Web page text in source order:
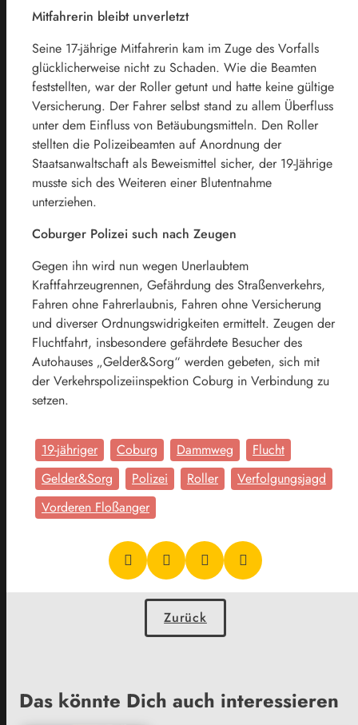
Mitfahrerin bleibt unverletzt
Seine 17-jährige Mitfahrerin kam im Zuge des Vorfalls
glücklicherweise nicht zu Schaden. Wie die Beamten
feststellten, war der Roller getunt und hatte keine gültige
Versicherung. Der Fahrer selbst stand zu allem Überfluss
unter dem Einfluss von Betäubungsmitteln. Den Roller
stellten die Polizeibeamten auf Anordnung der
Staatsanwaltschaft als Beweismittel sicher, der 19-Jährige
musste sich des Weiteren einer Blutentnahme
unterziehen.
Coburger Polizei such nach Zeugen
Gegen ihn wird nun wegen Unerlaubtem
Kraftfahrzeugrennen, Gefährdung des Straßenverkehrs,
Fahren ohne Fahrerlaubnis, Fahren ohne Versicherung
und diverser Ordnungswidrigkeiten ermittelt. Zeugen der
Fluchtfahrt, insbesondere gefährdete Besucher des
Autohauses „Gelder&Sorg“ werden gebeten, sich mit
der Verkehrspolizeiinspektion Coburg in Verbindung zu
setzen.
19-jähriger Coburg Dammweg
Flucht
Gelder&Sorg
Polizei Roller
Verfolgungsjagd
Vorderen Floßanger
Zurück
Das könnte Dich auch interessieren